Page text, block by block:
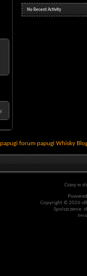
No Recent Activity
papugi forum papugi Whisky
Czasy w
Copyright © 2026
Spolszczenie: